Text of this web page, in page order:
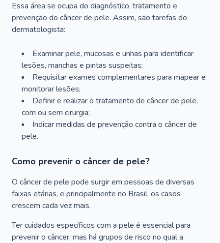
Essa área se ocupa do diagnóstico, tratamento e
prevenção do câncer de pele. Assim, são tarefas do
dermatologista:
Examinar pele, mucosas e unhas para identificar
lesões, manchas e pintas suspeitas;
Requisitar exames complementares para mapear e
monitorar lesões;
Definir e realizar o tratamento de câncer de pele,
com ou sem cirurgia;
Indicar medidas de prevenção contra o câncer de
pele.
Como prevenir o câncer de pele?
O câncer de pele pode surgir em pessoas de diversas
faixas etárias, e principalmente no Brasil, os casos
crescem cada vez mais.
Ter cuidados específicos com a pele é essencial para
prevenir o câncer, mas há grupos de risco no qual a